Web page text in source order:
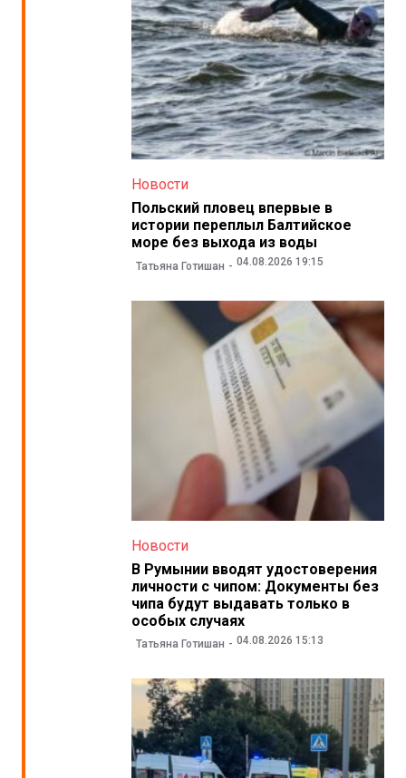
Новости
Польский пловец впервые в
истории переплыл Балтийское
море без выхода из воды
Татьяна Готишан 04.08.2026 19:15
Новости
В Румынии вводят удостоверения
личности с чипом: Документы без
чипа будут выдавать только в
особых случаях
Татьяна Готишан 04.08.2026 15:13